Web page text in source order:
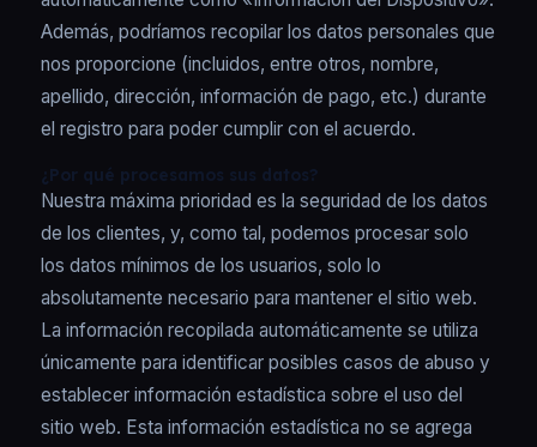
Además, podríamos recopilar los datos personales que
nos proporcione (incluidos, entre otros, nombre,
apellido, dirección, información de pago, etc.) durante
el registro para poder cumplir con el acuerdo.
¿Por qué procesamos sus datos?
Nuestra máxima prioridad es la seguridad de los datos
de los clientes, y, como tal, podemos procesar solo
los datos mínimos de los usuarios, solo lo
absolutamente necesario para mantener el sitio web.
La información recopilada automáticamente se utiliza
únicamente para identificar posibles casos de abuso y
establecer información estadística sobre el uso del
sitio web. Esta información estadística no se agrega